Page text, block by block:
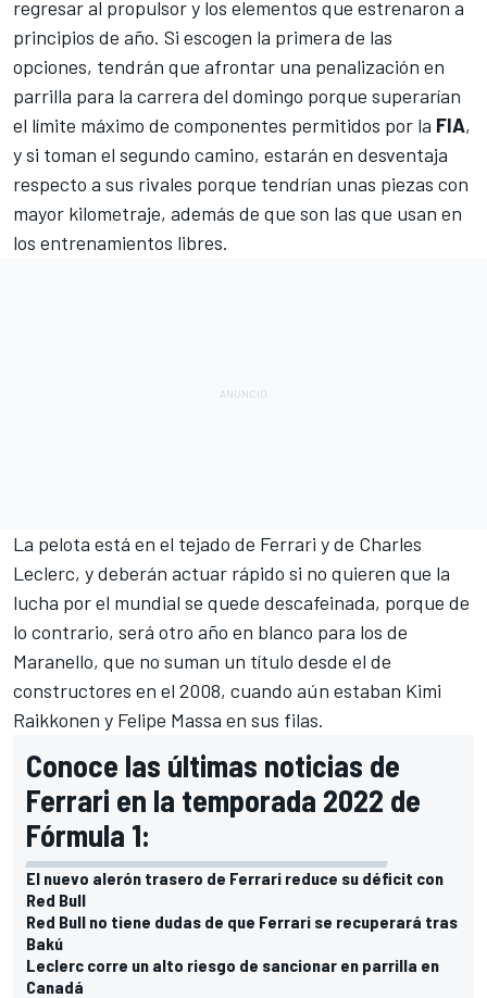
regresar al propulsor y los elementos que estrenaron a
principios de año. Si escogen la primera de las
opciones, tendrán que afrontar una penalización en
parrilla para la carrera del domingo porque superarían
el límite máximo de componentes permitidos por la FIA,
y si toman el segundo camino, estarán en desventaja
respecto a sus rivales porque tendrían unas piezas con
mayor kilometraje, además de que son las que usan en
los entrenamientos libres.
La pelota está en el tejado de Ferrari y de Charles
Leclerc, y deberán actuar rápido si no quieren que la
lucha por el mundial se quede descafeinada, porque de
lo contrario, será otro año en blanco para los de
Maranello, que no suman un título desde el de
constructores en el 2008, cuando aún estaban Kimi
Raikkonen y Felipe Massa en sus filas.
Conoce las últimas noticias de
Ferrari en la temporada 2022 de
Fórmula 1:
El nuevo alerón trasero de Ferrari reduce su déficit con
Red Bull
Red Bull no tiene dudas de que Ferrari se recuperará tras
Bakú
Leclerc corre un alto riesgo de sancionar en parrilla en
Canadá